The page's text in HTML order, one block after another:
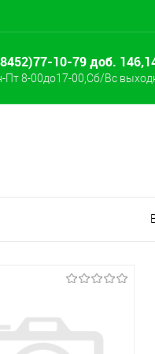
10-79 доб.
Пт 8-00до17-00,Сб/Вс